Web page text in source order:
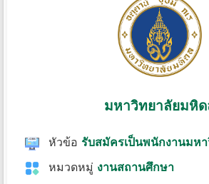
มหาวิทยาลัยมหิ
หัวข้อ รับสมัครเป็นพนักงานมหา
หมวดหมู่ งานสถานศึกษา